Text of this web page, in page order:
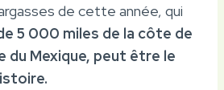
de cette année, qui
5 000 miles de la côte de
du Mexique, peut être le